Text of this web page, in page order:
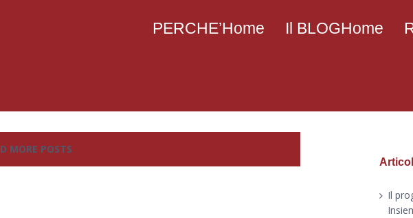
PERCHE’Home Il BLOGHome
MORE POSTS
Il